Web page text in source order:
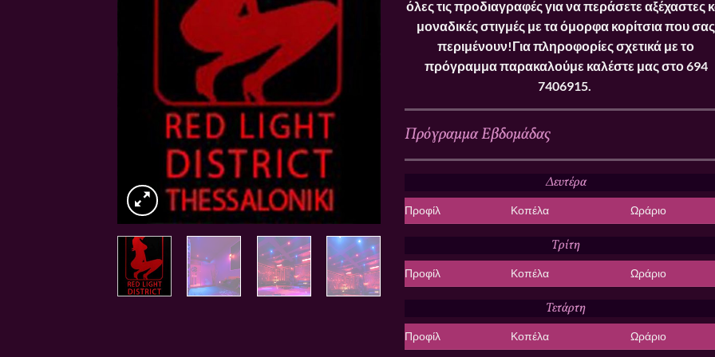
όλες τις προδιαγραφές για να περάσετε αξέχαστες
μοναδικές στιγμές με τα όμορφα κορίτσια που σας
περιμένουν!Για πληροφορίες σχετικά με το
πρόγραμμα παρακαλούμε καλέστε μας στο694
7406915.
Πρόγραμμα Εβδομάδας
Δευτέρα
Προφίλ Κοπέλα Ωράριο
Τρίτη
Προφίλ Κοπέλα Ωράριο
Τετάρτη
Προφίλ Κοπέλα Ωράριο